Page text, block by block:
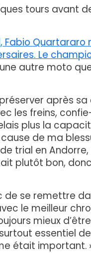
tours avant
Quartararo
Le
autre moto
après sa
les freins,
plus la
de ma
trial en Andorre,
plutôt bon,
de se remettre
le meilleur
mieux
essentiel
était important.